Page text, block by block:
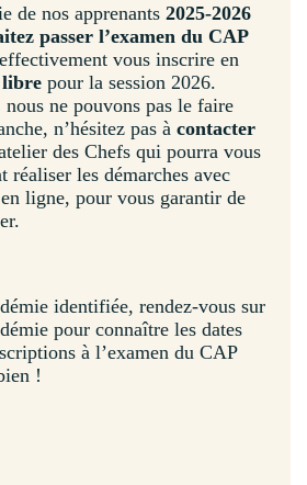
de nos apprenants 2025-2026
passer l’examen du CAP
vous inscrire en
pour la session 2026.
ne pouvons pas le faire
n’hésitez pas à contacter
des Chefs qui pourra vous
réaliser les démarches avec
ligne, pour vous garantir de
identifiée, rendez-vous sur
pour connaître les dates
à l’examen du CAP
!